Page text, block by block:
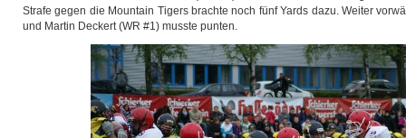
Strafe gegen die Mountain Tigers brachte noch fünf Yards dazu. Weiter
und Martin Deckert (WR #1) musste punten.